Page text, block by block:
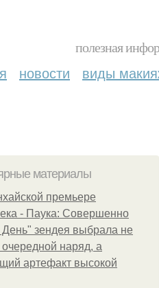
полезная
новости виды
материалы
премьере
- Паука: Совершенно
зендея выбрала не
очередной наряд, а
артефакт высокой